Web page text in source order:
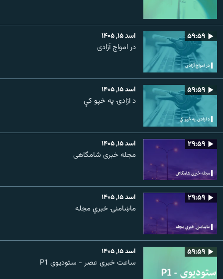
۵۹:۵۹ اسد ۱۵, ۱۴۰۵
در امواج آزادی
۵۹:۵۹ اسد ۱۵, ۱۴۰۵
د ازادۍ په څپو کې
۲۹:۵۹ اسد ۱۵, ۱۴۰۵
مجله خبری شامگاهی
۲۹:۵۹ اسد ۱۵, ۱۴۰۵
ماښامنۍ خبري مجله
۵۹:۵۹ اسد ۱۵, ۱۴۰۵
ساعت خبری عصر - ستودیوی P1